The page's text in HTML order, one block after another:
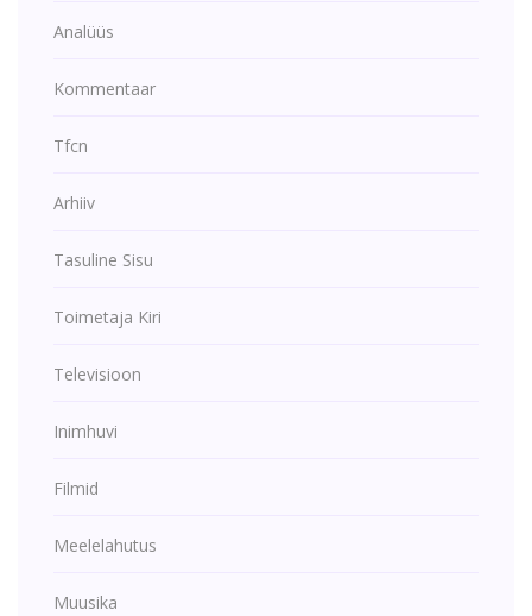
Analüüs
Kommentaar
Tfcn
Arhiiv
Tasuline Sisu
Toimetaja Kiri
Televisioon
Inimhuvi
Filmid
Meelelahutus
Muusika